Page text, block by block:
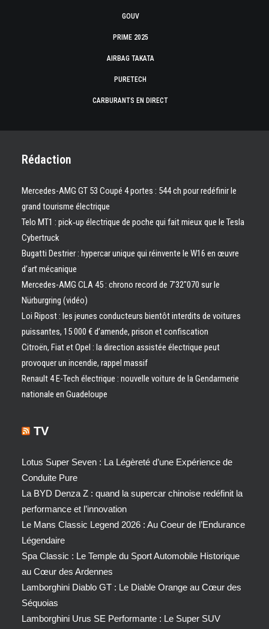
GOUV
PRIME 2025
AIRBAG TAKATA
PURETECH
CARBURANTS EN DIRECT
Rédaction
Mercedes-AMG GT 53 Coupé 4 portes : 544 ch pour redéfinir le
grand tourisme électrique
Telo MT1 : pick‑up électrique de poche qui fait mieux que le Tesla
Cybertruck
Bugatti Destrier : hypercar unique qui réinvente le W16 en œuvre
d’art mécanique
Mercedes-AMG CLA 45 : chrono record de 7’32″070 sur le
Nürburgring (vidéo)
Loi Ripost : les jeunes conducteurs bientôt interdits de voitures
puissantes, 15 000 € d’amende, prison et confiscation
Citroën, Fiat et Opel : la direction assistée électrique peut
provoquer un incendie, rappel massif
Renault 4 E-Tech électrique : nouvelle voiture de la Gendarmerie
nationale en Guadeloupe
TV
Lotus Super Seven : La Légèreté d’une Expérience de
Conduite Pure
La BYD Denza Z : quand la supercar chinoise redéfinit la
performance et l’innovation
Le Mans Classic Legend 2026 : Au Coeur de l’Endurance
Légendaire
Spa Classic : Le Temple du Sport Automobile Historique
au Cœur des Ardennes
Lamborghini Diablo GT : Le Diable Orange au Cœur des
Séquoias
Lamborghini Urus SE Performante : Le Super SUV